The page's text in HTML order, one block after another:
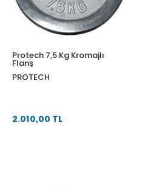
Protech 7,5 Kg Kromajlı
Flanş
PROTECH
2.010,00 TL